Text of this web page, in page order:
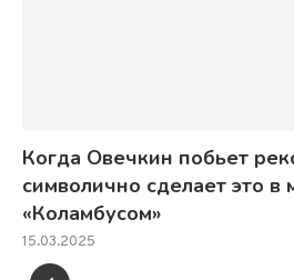
Когда Овечкин побьет
символично сделает это в
«Коламбусом»
15.03.2025